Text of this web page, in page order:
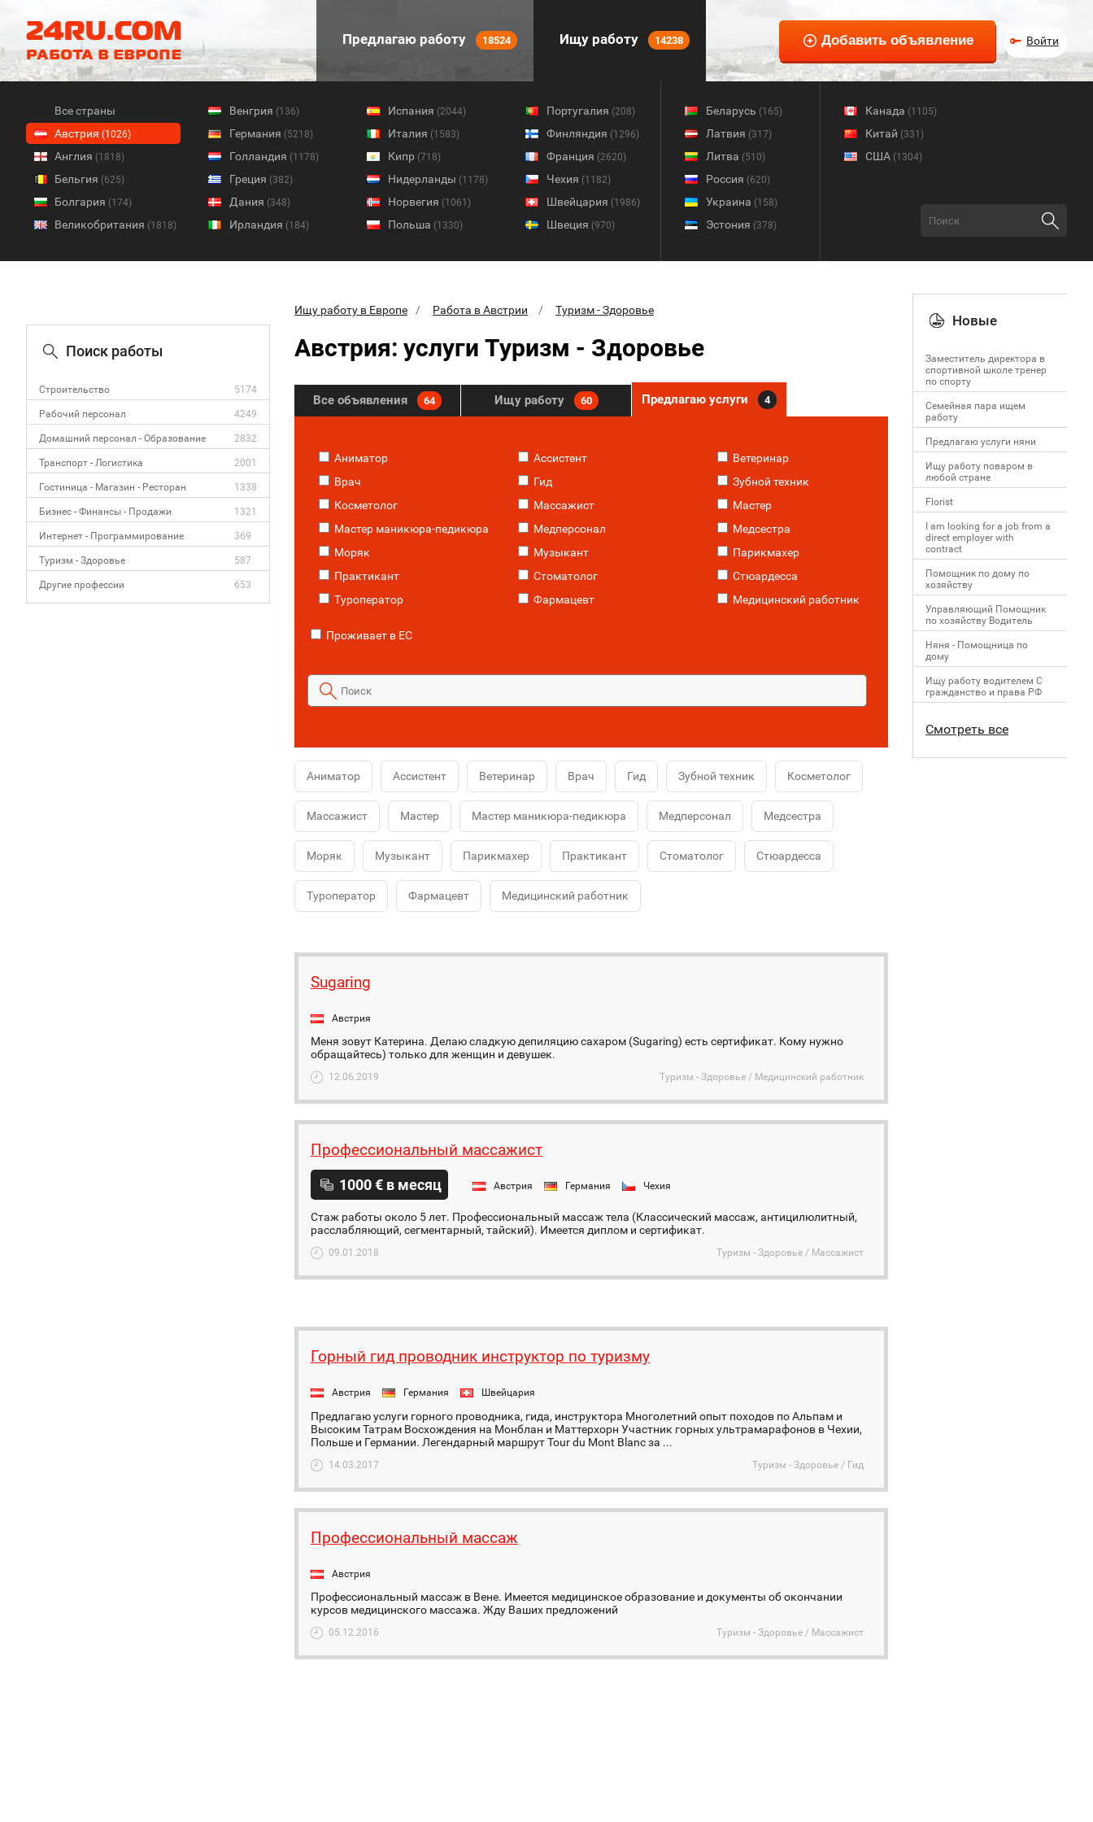
Предлагаю работу 18524 Ищу работу 14238 Войти
Все страны
Австрия (1026)
Англия (1818)
Бельгия (625)
Болгария (174)
Великобритания (1818)
Венгрия (136)
Германия (5218)
Голландия (1178)
Греция (382)
Дания (348)
Ирландия (184)
Испания (2044)
Италия (1583)
Кипр (718)
Нидерланды (1178)
Норвегия (1061)
Польша (1330)
Португалия (208)
Финляндия (1296)
Франция (2620)
Чехия (1182)
Швейцария (1986)
Швеция (970)
Беларусь (165)
Латвия (317)
Литва (510)
Россия (620)
Украина (158)
Эстония (378)
Канада (1105)
Китай (331)
США (1304)
Поиск работы
Строительство 5174
Рабочий персонал 4249
Домашний персонал - Образование 2832
Транспорт - Логистика 2001
Гостиница - Магазин - Ресторан 1338
Бизнес - Финансы - Продажи 1321
Интернет - Программирование 369
Туризм - Здоровье 587
Другие профессии 653
Ищу работу в Европе Работа в Австрии Туризм - Здоровье
Австрия: услуги Туризм - Здоровье
Все объявления 64 Ищу работу 60 Предлагаю услуги 4
Аниматор Ассистент
Ветеринар
Врач
Гид
Зубной техник
Косметолог
Массажист
Мастер
Мастер маникюра-педикюра
Медперсонал
Медсестра
Моряк
Музыкант
Парикмахер
Практикант
Стоматолог
Стюардесса
Туроператор
Фармацевт Медицинский работник
Проживает в ЕС
Аниматор Ассистент Ветеринар Врач Гид Зубной техник Косметолог
Массажист Мастер Мастер маникюра-педикюра Медперсонал Медсестра
Моряк Музыкант Парикмахер Практикант Стоматолог Стюардесса
Туроператор Фармацевт Медицинский работник
Sugaring
Австрия
Меня зовут Катерина. Делаю сладкую депиляцию сахаром (Sugaring) есть сертификат. Кому нужно
обращайтесь) только для женщин и девушек.
12.06.2019 Туризм - Здоровье / Медицинский работник
Профессиональный массажист
1000 € в месяц Австрия Германия Чехия
Стаж работы около 5 лет. Профессиональный массаж тела (Классический массаж, антицилюлитный,
расслабляющий, сегментарный, тайский). Имеется диплом и сертификат.
09.01.2018 Туризм - Здоровье / Массажист
Горный гид проводник инструктор по туризму
Австрия Германия Швейцария
Предлагаю услуги горного проводника, гида, инструктора Многолетний опыт походов по Альпам и
Высоким Татрам Восхождения на Монблан и Маттерхорн Участник горных ультрамарафонов в Чехии,
Польше и Германии. Легендарный маршрут Tour du Mont Blanc за ...
14.03.2017 Туризм - Здоровье / Гид
Профессиональный массаж
Австрия
Профессиональный массаж в Вене. Имеется медицинское образование и документы об окончании
курсов медицинского массажа. Жду Ваших предложений
05.12.2016 Туризм - Здоровье / Массажист
Новые
Заместитель директора в
спортивной школе тренер
по спорту
Семейная пара ищем
работу
Предлагаю услуги няни
Ищу работу поваром в
любой стране
Florist
I am looking for a job from a
direct employer with
contract
Помощник по дому по
хозяйству
Управляющий Помощник
по хозяйству Водитель
Няня - Помощница по
дому
Ищу работу водителем С
гражданство и права РФ
Смотреть все